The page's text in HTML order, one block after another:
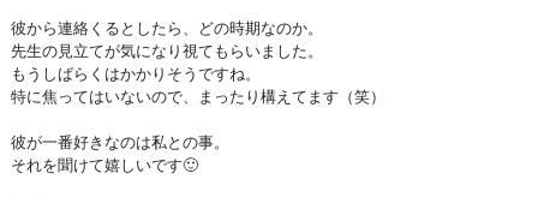
彼から連絡くるとしたら、どの時期なのか。
先生の見立てが気になり視てもらいました。
もうしばらくはかかりそうですね。
特に焦ってはいないので、まったり構えてます（笑）
彼が一番好きなのは私との事。
それを聞けて嬉しいです🙂